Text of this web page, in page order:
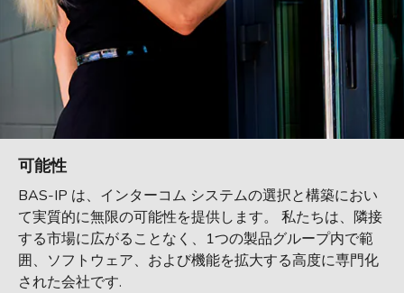
可能性
BAS-IP は、インターコム システムの選択と構築におい
て実質的に無限の可能性を提供します。 私たちは、隣接
する市場に広がることなく、1つの製品グループ内で範
囲、ソフトウェア、および機能を拡大する高度に専門化
された会社です.